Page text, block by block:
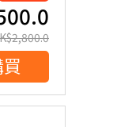
2,800.0